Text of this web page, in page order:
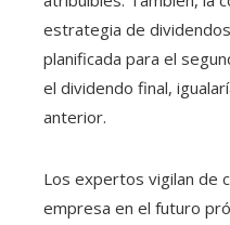
estrategia de
planificada para el
el dividendo final,
anterior.
Los expertos vigilan de
empresa en el futuro